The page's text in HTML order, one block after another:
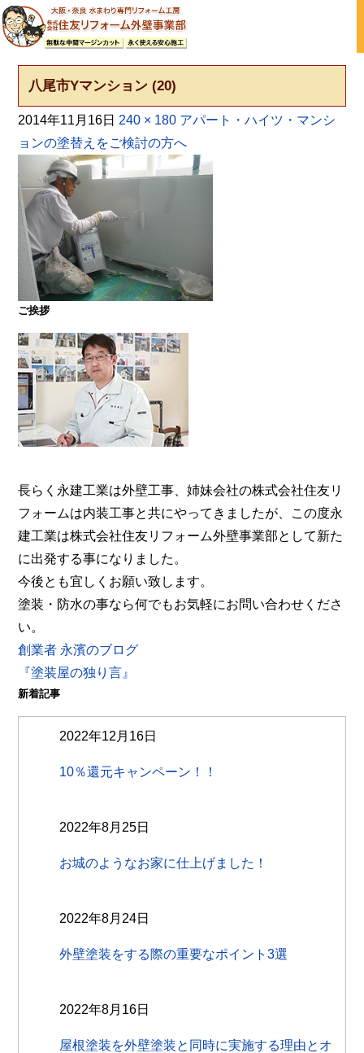
八尾市Yマンション (20)
2014年11月16日 240 × 180 アパート・ハイツ・マンシ
ョンの塗替えをご検討の方へ
えの方は塗装専門店の株式会社住友リフォーム外壁
事業部へ。【電話：0800-200-5246/受付：8時～20
時土日対応】メール相談・御見積り依頼は24時間受
付。『後悔しない塗り替えガイドブック』無料進呈
ご挨拶
長らく永建工業は外壁工事、姉妹会社の株式会社住友リ
フォームは内装工事と共にやってきましたが、この度永
建工業は株式会社住友リフォーム外壁事業部として新た
に出発する事になりました。
今後とも宜しくお願い致します。
塗装・防水の事なら何でもお気軽にお問い合わせくださ
い。
創業者 永濱のブログ
『塗装屋の独り言』
新着記事
2022年12月16日
10％還元キャンペーン！！
2022年8月25日
お城のようなお家に仕上げました！
2022年8月24日
外壁塗装をする際の重要なポイント3選
2022年8月16日
屋根塗装を外壁塗装と同時に実施する理由とオ